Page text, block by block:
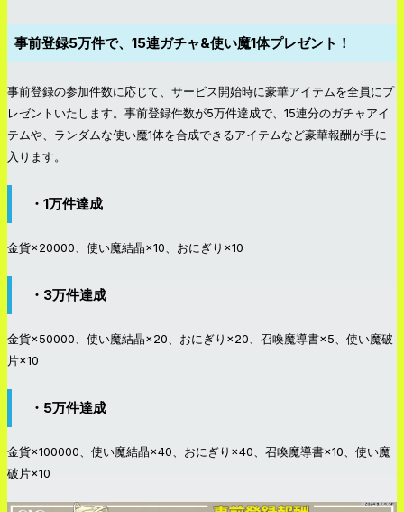
事前登録5万件で、15連ガチャ&使い魔1体プレゼント！
事前登録の参加件数に応じて、サービス開始時に豪華アイテムを全員にプ
レゼントいたします。事前登録件数が5万件達成で、15連分のガチャアイ
テムや、ランダムな使い魔1体を合成できるアイテムなど豪華報酬が手に
入ります。
・1万件達成
金貨×20000、使い魔結晶×10、おにぎり×10
・3万件達成
金貨×50000、使い魔結晶×20、おにぎり×20、召喚魔導書×5、使い魔破
片×10
・5万件達成
金貨×100000、使い魔結晶×40、おにぎり×40、召喚魔導書×10、使い魔
破片×10